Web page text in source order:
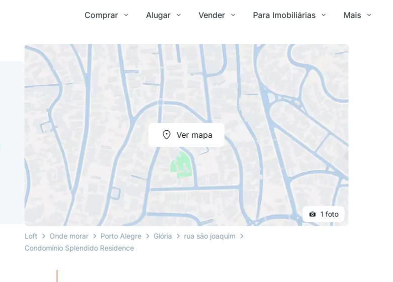
Comprar Alugar Vender Para Imobiliárias Mais
Ver mapa
1 foto
Loft Onde morar Porto Alegre Glória
rua são joaquim
Condomínio Splendido Residence